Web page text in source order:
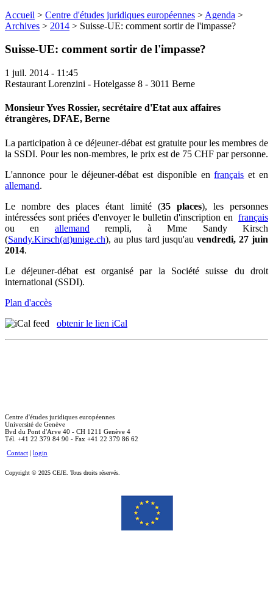
Accueil > Centre d'études juridiques européennes > Agenda >
Archives > 2014 > Suisse-UE: comment sortir de l'impasse?
Suisse-UE: comment sortir de l'impasse?
1 juil. 2014 - 11:45
Restaurant Lorenzini - Hotelgasse 8 - 3011 Berne
Monsieur Yves Rossier, secrétaire d'Etat aux affaires
étrangères, DFAE, Berne
La participation à ce déjeuner-débat est gratuite pour les membres de
la SSDI. Pour les non-membres, le prix est de 75 CHF par personne.
L'annonce pour le déjeuner-débat est disponible enfrançais et en
allemand.
Le nombre des places étant limité (35 places), les personnes
intéressées sont priées d'envoyer le bulletin d'inscription en français
ou en allemand rempli, à Mme Sandy Kirsch
(Sandy.Kirsch(at)unige.ch), au plus tard jusqu'auvendredi, 27 juin
2014.
Le déjeuner-débat est organisé par la Société suisse du droit
international (SSDI).
Plan d'accès
obtenir le lien iCal
Centre d'études juridiques européennes
Université de Genève
Bvd du Pont d'Arve 40 - CH 1211 Genève 4
Tél. +41 22 379 84 90 - Fax +41 22 379 86 62
Contact | login
Copyright © 2025 CEJE. Tous droits réservés.